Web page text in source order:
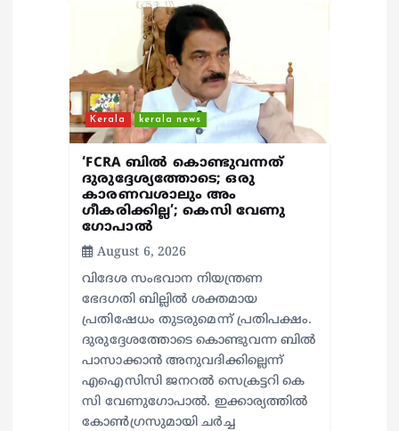
Kerala kerala news
‘FCRA ബിൽ കൊണ്ടുവന്നത്
ദുരുദ്ദേശ്യത്തോടെ; ഒരു
കാരണവശാലും അം​
ഗീകരിക്കില്ല’; കെസി വേണു​
ഗോപാൽ
August 6, 2026
വിദേശ സംഭവാന നിയന്ത്രണ
ഭേദഗതി ബില്ലിൽ ശക്തമായ
പ്രതിഷേധം തുടരുമെന്ന് പ്രതിപക്ഷം.
ദുരുദ്ദേശത്തോടെ കൊണ്ടുവന്ന ബിൽ
പാസാക്കാൻ അനുവദിക്കില്ലെന്ന്
എഐസിസി ജനറൽ സെക്രട്ടറി കെ
സി വേണുഗോപാൽ. ഇക്കാര്യത്തിൽ
കോൺഗ്രസുമായി ചർച്ച